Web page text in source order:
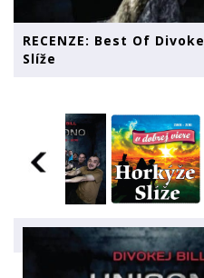
RECENZE: Best Of
Slíže